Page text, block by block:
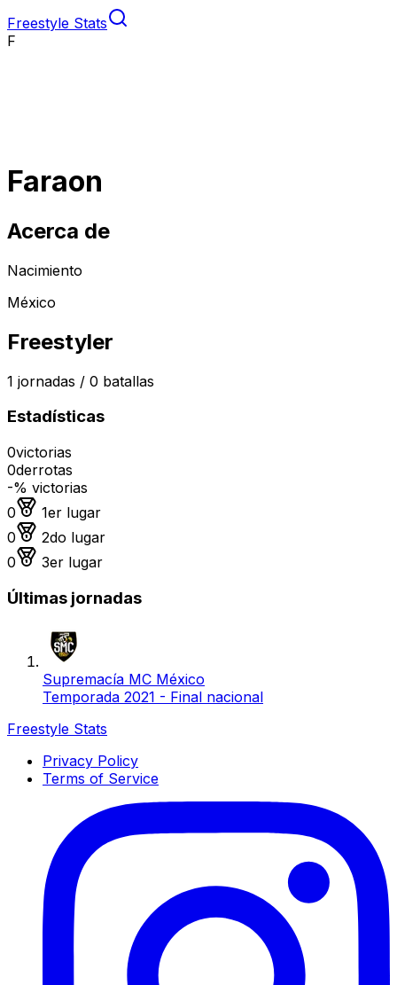
Freestyle Stats
F
Faraon
Acerca de
Nacimiento
México
Freestyler
1 jornadas / 0 batallas
Estadísticas
0victorias
0derrotas
-% victorias
0
Medalla de oro
1er lugar
0
Medalla de plata
2do lugar
0
Medalla de bronce
3er lugar
Últimas jornadas
Supremacía MC México
Temporada 2021 - Final nacional
Freestyle Stats
Privacy Policy
Terms of Service